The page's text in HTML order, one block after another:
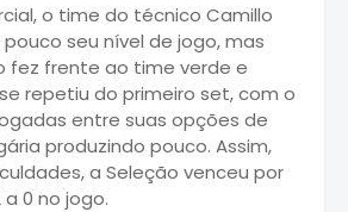
o time do técnico Camillo
seu nível de jogo, mas
fez frente ao time verde e
repetiu do primeiro set, com o
entre suas opções de
produzindo pouco. Assim,
a Seleção venceu por
a 0 no jogo.